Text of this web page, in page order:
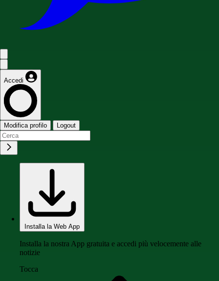
Accedi
Modifica profilo Logout
Installa la Web App
Installa la nostra App gratuita e accedi più velocemente alle
notizie
Tocca